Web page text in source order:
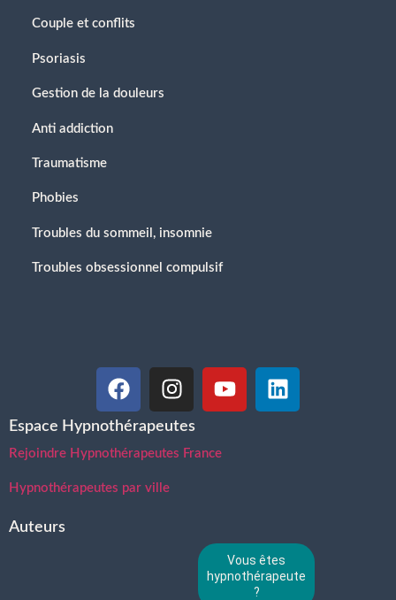
Couple et conflits
Psoriasis
Gestion de la douleurs
Anti addiction
Traumatisme
Phobies
Troubles du sommeil, insomnie
Troubles obsessionnel compulsif
Espace Hypnothérapeutes
Rejoindre Hypnothérapeutes France
Hypnothérapeutes par ville
Auteurs
Vous êtes
hypnothérapeute
?